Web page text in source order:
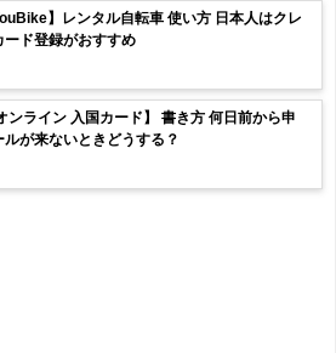
】レンタル自転車 使い方 日本人はクレ
ード登録がおすすめ
ンライン 入国カード】 書き方 何日前から申
ルが来ないときどうする？